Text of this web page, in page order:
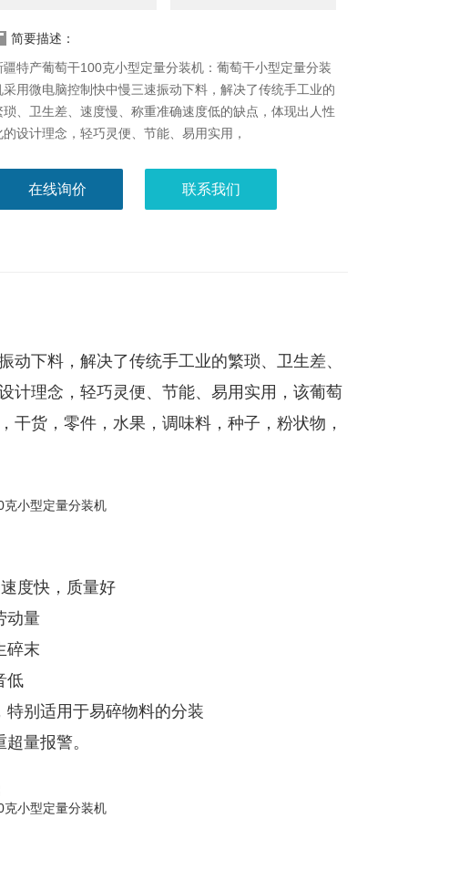
简要描述：
疆特产葡萄干100克小型定量分装机：葡萄干小型定量分装
采用微电脑控制快中慢三速振动下料，解决了传统手工业的
琐、卫生差、速度慢、称重准确速度低的缺点，体现出人性
的设计理念，轻巧灵便、节能、易用实用，
在线询价 联系我们
下料，解决了传统手工业的繁琐、卫生差、
计理念，轻巧灵便、节能、易用实用，该葡萄
货，零件，水果，调味料，种子，粉状物，
度快，质量好
动量
碎末
低
别适用于易碎物料的分装
量报警。